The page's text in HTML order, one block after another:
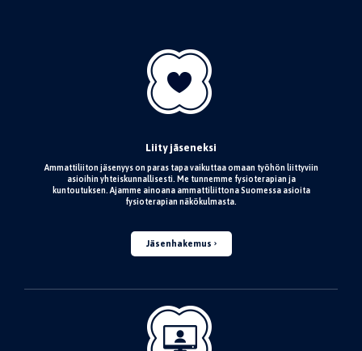
Liity jäseneksi
Ammattiliiton jäsenyys on paras tapa vaikuttaa omaan työhön liittyviin
asioihin yhteiskunnallisesti. Me tunnemme fysioterapian ja
kuntoutuksen. Ajamme ainoana ammattiliittona Suomessa asioita
fysioterapian näkökulmasta.
Jäsenhakemus